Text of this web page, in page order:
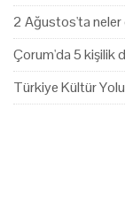
2 Ağustos'ta neler
Çorum'da 5 kişilik
Türkiye Kültür